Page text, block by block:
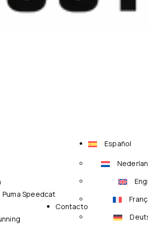
Puma Speedcat
Contacto
Español